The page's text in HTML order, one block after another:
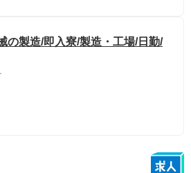
の製造/即入寮/製造・工場/日勤/